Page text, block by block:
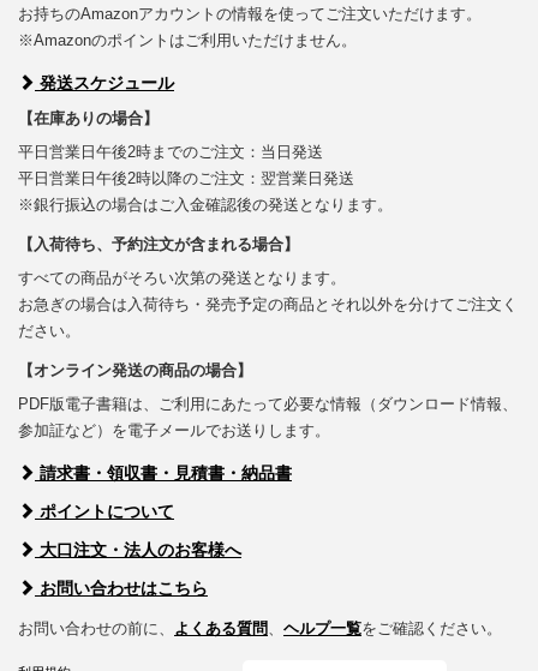
お持ちのAmazonアカウントの情報を使ってご注文いただけます。
※Amazonのポイントはご利用いただけません。
発送スケジュール
【在庫ありの場合】
平日営業日午後2時までのご注文：当日発送
平日営業日午後2時以降のご注文：翌営業日発送
※銀行振込の場合はご入金確認後の発送となります。
【入荷待ち、予約注文が含まれる場合】
すべての商品がそろい次第の発送となります。
お急ぎの場合は入荷待ち・発売予定の商品とそれ以外を分けてご注文く
ださい。
【オンライン発送の商品の場合】
PDF版電子書籍は、ご利用にあたって必要な情報（ダウンロード情報、
参加証など）を電子メールでお送りします。
請求書・領収書・見積書・納品書
ポイントについて
大口注文・法人のお客様へ
お問い合わせはこちら
お問い合わせの前に、 よくある質問 ヘルプ一覧をご確認ください。